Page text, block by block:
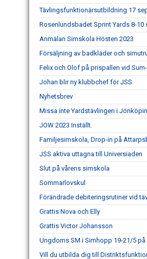
Tävlingsfunktionärsutbildning 17
Rosenlundsbadet Sprint Yards 8-10
Anmälan Simskola Hösten 2023
Försäljning av badkläder och
Felix och Olof på prispallen vid
Johan blir ny klubbchef för JSS
Nyhetsbrev
Missa inte Yardstävlingen i
JOW 2023 Inställt.
Familjesimskola, Drop-in på
JSS aktiva uttagna till Universiaden
Slut på vårens simskola
Sommarlovskul
Förändrade debiteringsrutiner vid
Grattis Nova och Elly
Grattis Victor Johansson
Ungdoms SM i Simhopp 19-21/5
Vill du utbilda dig till